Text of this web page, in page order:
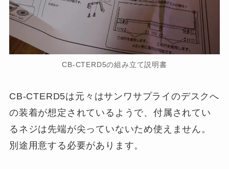
CB-CTERD5の組み立て説明書
CB-CTERD5は元々はサンワサプライのデスクへ
の装着が想定されているようで、付属されてい
るネジは先端が尖っていないため使えません。
別途用意する必要があります。